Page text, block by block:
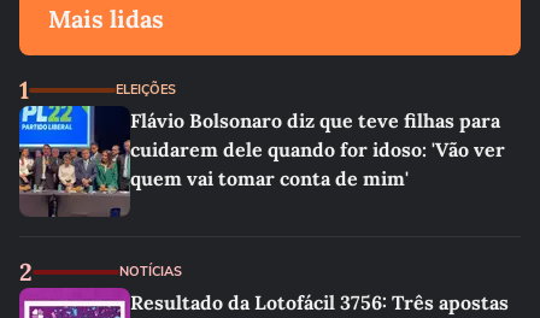
Mais lidas
1 ELEIÇÕES
Flávio Bolsonaro diz que teve filhas para
cuidarem dele quando for idoso: 'Vão ver
quem vai tomar conta de mim'
2 NOTÍCIAS
Resultado da Lotofácil 3756: Três apostas